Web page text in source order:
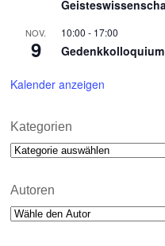
NOV.
9
10:00 - 17:00
Kalender anzeigen
Kategorien
Kategorien
Autoren